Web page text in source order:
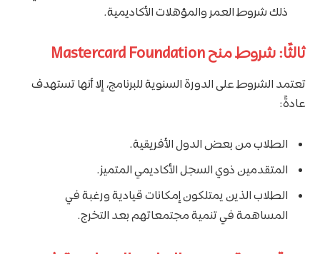
ذلك شروط العمر والمؤهلات الأكاديمية.
ثالثًا: شروط منح Mastercard Foundation
تعتمد الشروط على الدورة السنوية للبرنامج، إلا أنها تستهدف
عادةً:
الطلاب من بعض الدول الأفريقية.
المتقدمين ذوي السجل الأكاديمي المتميز.
الطلاب الذين يمتلكون إمكانات قيادية ورغبة في
المساهمة في تنمية مجتمعاتهم بعد التخرج.